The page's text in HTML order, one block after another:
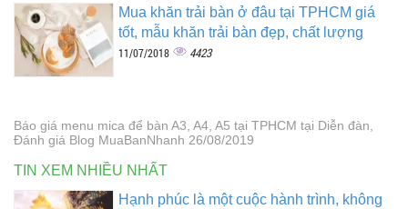
Mua khăn trải bàn ở đâu tại TPHCM giá
tốt, mẫu khăn trải bàn đẹp, chất lượng
11/07/2018 4423
Báo giá menu mica để bàn A3, A4, A5 tại TPHCM tại Diễn đàn,
Đánh giá Blog MuaBanNhanh 26/08/2019
TIN XEM NHIỀU NHẤT
Hạnh phúc là một cuộc hành trình, không